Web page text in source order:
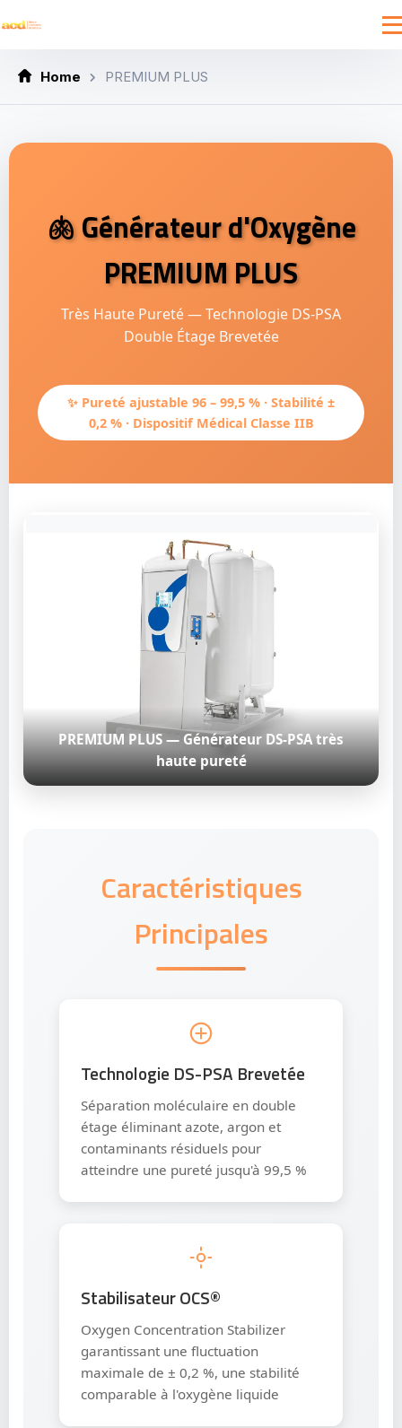
Home PREMIUM PLUS
🫁 Générateur d'Oxygène
PREMIUM PLUS
Très Haute Pureté — Technologie DS-PSA
Double Étage Brevetée
✨ Pureté ajustable 96 – 99,5 % · Stabilité ±
0,2 % · Dispositif Médical Classe IIB
PREMIUM PLUS — Générateur DS-PSA très
haute pureté
Caractéristiques
Principales
Technologie DS-PSA Brevetée
Séparation moléculaire en double
étage éliminant azote, argon et
contaminants résiduels pour
atteindre une pureté jusqu'à 99,5 %
Stabilisateur OCS®
Oxygen Concentration Stabilizer
garantissant une fluctuation
maximale de ± 0,2 %, une stabilité
comparable à l'oxygène liquide